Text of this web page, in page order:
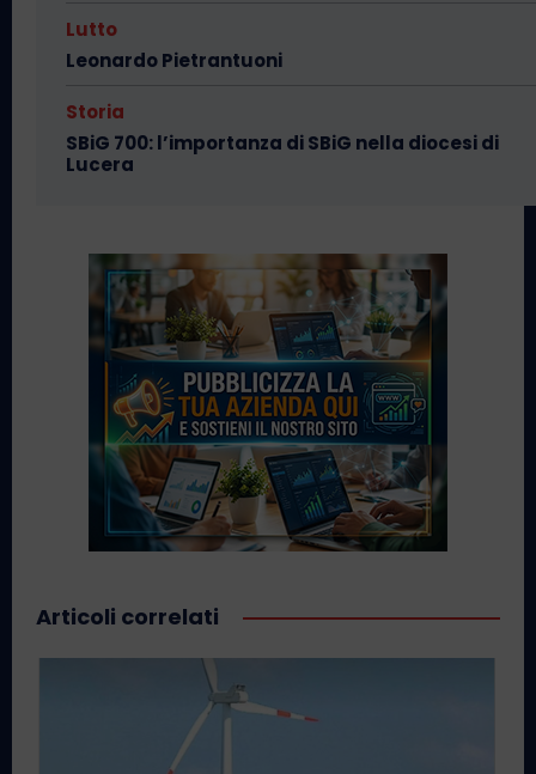
Lutto
Leonardo Pietrantuoni
Storia
SBiG 700: l’importanza di SBiG nella diocesi di
Lucera
Articoli correlati